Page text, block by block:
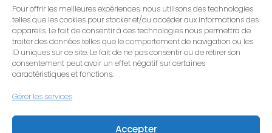
Pour offrir les meilleures expériences, nous utilisons des technologies
telles que les cookies pour stocker et/ou accéder aux informations des
appareils. Le fait de consentir à ces technologies nous permettra de
traiter des données telles que le comportement de navigation ou les
ID uniques sur ce site. Le fait de ne pas consentir ou de retirer son
consentement peut avoir un effet négatif sur certaines
caractéristiques et fonctions.
Gérer les services
Accepter
Mentions légales